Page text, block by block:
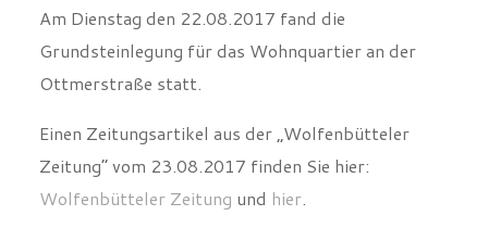
Am Dienstag den 22.08.2017 fand die
Grundsteinlegung für das Wohnquartier an der
Ottmerstraße statt.
Einen Zeitungsartikel aus der „Wolfenbütteler
Zeitung“ vom 23.08.2017 finden Sie hier:
Wolfenbütteler Zeitung und hier.